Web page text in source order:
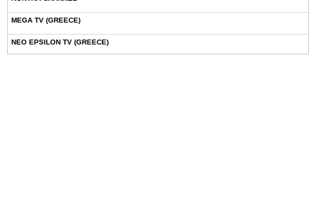
MEGA TV (GREECE)
NEO EPSILON TV (GREECE)